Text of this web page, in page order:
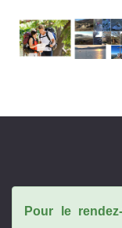
Pour le